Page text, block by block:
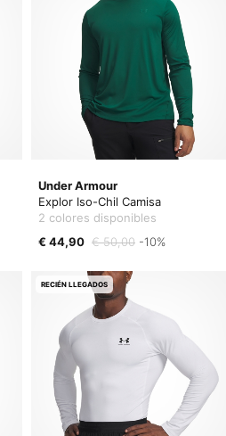
Under Armour
Explor Iso-Chil Camisa
2 colores disponibles
€ 44,90 € 50,00 -10%
RECIÉN LLEGADOS